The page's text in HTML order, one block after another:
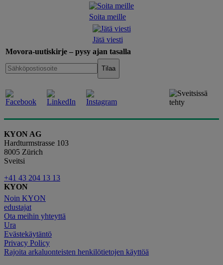
Soita meille
Jätä viesti
Movora-uutiskirje – pysy ajan tasalla
KYON AG
Hardturmstrasse 103
8005 Zürich
Sveitsi
+41 43 204 13 13
KYON
Noin KYON
edustajat
Ota meihin yhteyttä
Ura
Evästekäytäntö
Privacy Policy
Rajoita arkaluonteisten henkilötietojen käyttöä